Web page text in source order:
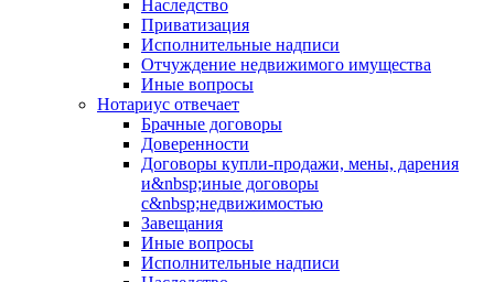
Наследство
Приватизация
Исполнительные надписи
Отчуждение недвижимого имущества
Иные вопросы
Нотариус отвечает
Брачные договоры
Доверенности
Договоры купли-продажи, мены, дарения
и&nbsp;иные договоры
с&nbsp;недвижимостью
Завещания
Иные вопросы
Исполнительные надписи